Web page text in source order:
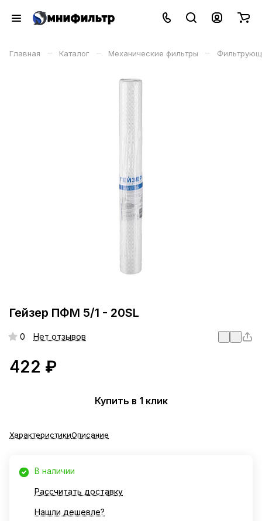
Главная – Каталог – Механические фильтры –
Гейзер ПФМ 5/1 - 20SL
0 Нет отзывов
422 ₽
Купить в 1 клик
ХарактеристикиОписание
В наличии
Рассчитать доставку
Нашли дешевле?